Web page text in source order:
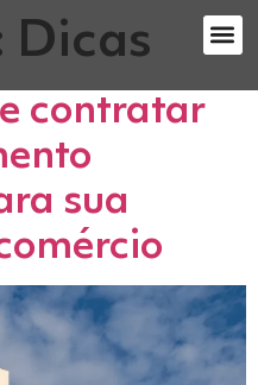
Dicas
contratar
sua